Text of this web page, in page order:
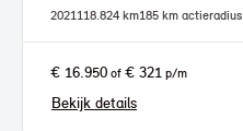
2021118.824 km185 km actieradius
€ 16.950 of € 321 p/m
Bekijk details